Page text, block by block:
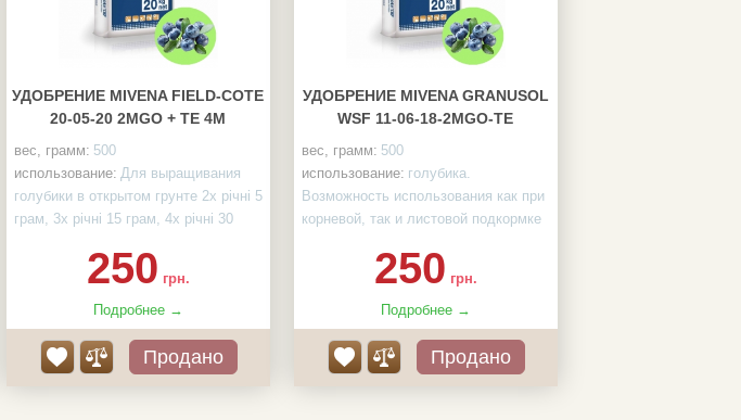
УДОБРЕНИЕ MIVENA FIELD-COTE
20-05-20 2MGO + TE 4М
вес, грамм: 500
использование: Для выращивания
голубики в открытом грунте 2х річні 5
грам, 3х річні 15 грам, 4х річні 30
Эффективность: Обеспечивает
растения сбалансированным
питанием на протяжении 4 месяцев
Защита: Обладает фунгицидными
свойствами
Преимущества:
Повышает
250 грн.
Подробнее →
Продано
УДОБРЕНИЕ МIVENA GRANUSOL
WSF 11-06-18-2MGO-TE
вес, грамм: 500
использование: голубика.
Возможность использования как при
корневой, так и листовой подкормке
растения сбалансированным
Обладает фунгицидными
свойствами
Преимущества:
Повышает
урожайность, товарность и
250 грн.
Подробнее →
Продано